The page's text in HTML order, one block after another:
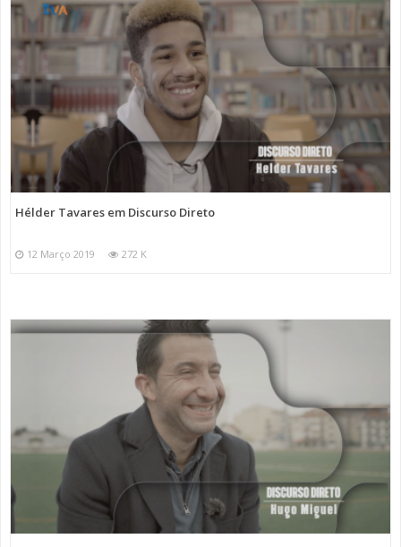
Hélder Tavares em Discurso Direto
12 Março 2019 272 K